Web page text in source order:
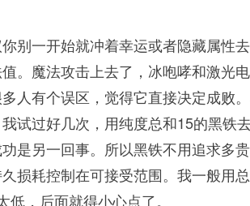
别一开始就冲着幸运或者隐藏属性
魔法攻击上去了，冰咆哮和激光电
人有个误区，觉得它直接决定成败
试过好几次，用纯度总和15的黑铁
是另一回事。所以黑铁不用追求多
损耗控制在可接受范围。我一般用
，后面就得小心点了。